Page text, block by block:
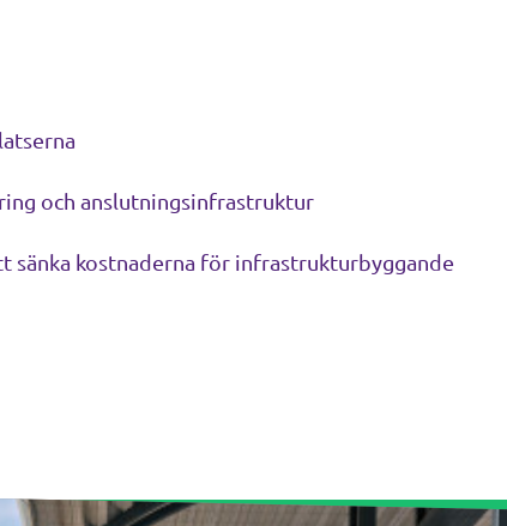
och anslutningsinfrastruktur
kostnaderna för infrastrukturbyggande